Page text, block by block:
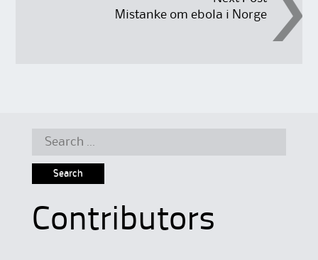
Mistanke om ebola i Norge
Search
Contributors